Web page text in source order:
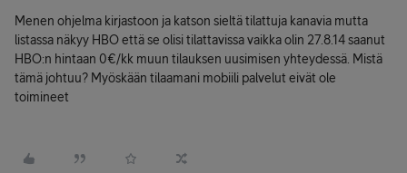
Menen ohjelma kirjastoon ja katson sieltä tilattuja kanavia mutta
listassa näkyy HBO että se olisi tilattavissa vaikka olin 27.8.14 saanut
HBO:n hintaan 0€/kk muun tilauksen uusimisen yhteydessä. Mistä
tämä johtuu? Myöskään tilaamani mobiili palvelut eivät ole
toimineet